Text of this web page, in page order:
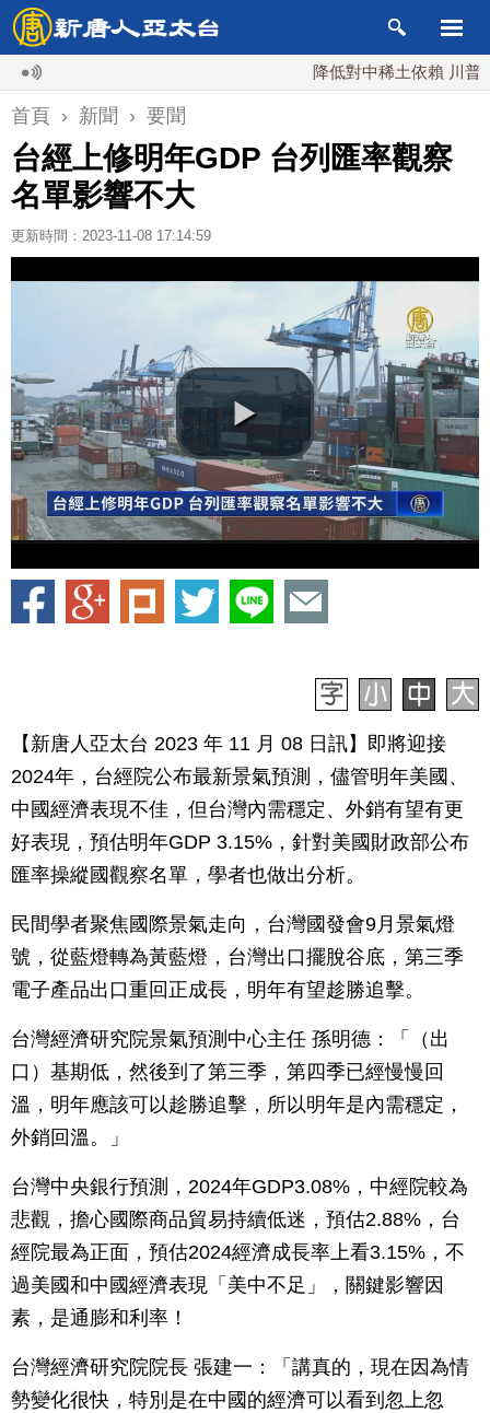
降低對中稀土依賴 川普宣布礦
首頁 › 新聞 › 要聞
台經上修明年GDP 台列匯率觀察
名單影響不大
更新時間：2023-11-08 17:14:59
【新唐人亞太台 2023 年 11 月 08 日訊】即將迎接
2024年，台經院公布最新景氣預測，儘管明年美國、
中國經濟表現不佳，但台灣內需穩定、外銷有望有更
好表現，預估明年GDP 3.15%，針對美國財政部公布
匯率操縱國觀察名單，學者也做出分析。
民間學者聚焦國際景氣走向，台灣國發會9月景氣燈
號，從藍燈轉為黃藍燈，台灣出口擺脫谷底，第三季
電子產品出口重回正成長，明年有望趁勝追擊。
台灣經濟研究院景氣預測中心主任 孫明德：「（出
口）基期低，然後到了第三季，第四季已經慢慢回
溫，明年應該可以趁勝追擊，所以明年是內需穩定，
外銷回溫。」
台灣中央銀行預測，2024年GDP3.08%，中經院較為
悲觀，擔心國際商品貿易持續低迷，預估2.88%，台
經院最為正面，預估2024經濟成長率上看3.15%，不
過美國和中國經濟表現「美中不足」，關鍵影響因
素，是通膨和利率！
台灣經濟研究院院長 張建一：「講真的，現在因為情
勢變化很快，特別是在中國的經濟可以看到忽上忽